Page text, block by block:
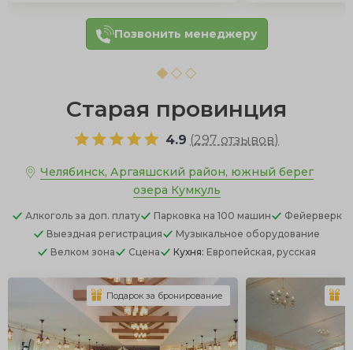
Позвонить менеджеру
Старая провинция
4.9 (297 отзывов)
Челябинск, Аргаяшский район, южный берег
озера Кумкуль
Алкоголь за доп. плату Парковка на 100 машин
Фейерверк
Выездная регистрация
Музыкальное оборудование
Велком зона
Сцена Кухня: Европейская, русская
Подарок за бронирование